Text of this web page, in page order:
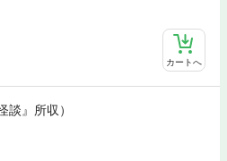
カートへ
談』所収）